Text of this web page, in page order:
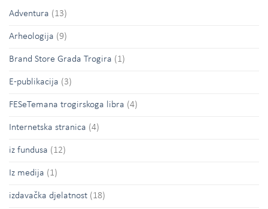
Adventura (13)
Arheologija (9)
Brand Store Grada Trogira (1)
E-publikacija (3)
FESeTemana trogirskoga libra (4)
Internetska stranica (4)
iz fundusa (12)
Iz medija (1)
izdavačka djelatnost (18)